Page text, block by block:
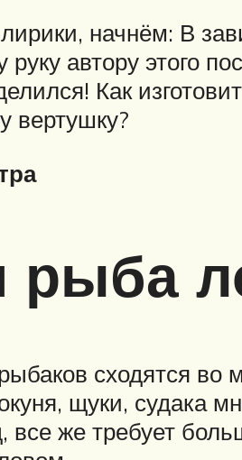
начнём: В
руку автору этого
Как
вертушку?
рыба
сходятся во
щуки, судака
все же требует